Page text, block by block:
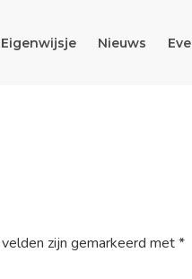
Nieuws
zijn gemarkeerd met*